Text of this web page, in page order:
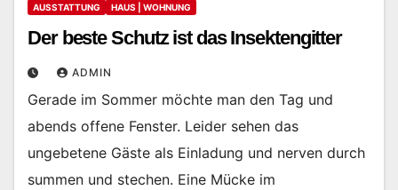
AUSSTATTUNG HAUS | WOHNUNG
Der beste Schutz ist das Insektengitter
ADMIN
Gerade im Sommer möchte man den Tag und
abends offene Fenster. Leider sehen das
ungebetene Gäste als Einladung und nerven durch
summen und stechen. Eine Mücke im